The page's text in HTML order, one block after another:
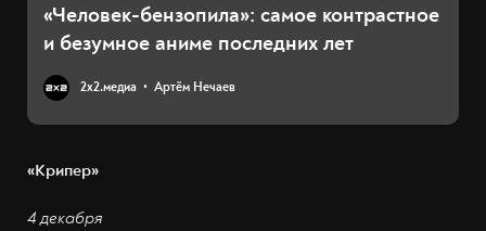
«Человек-бензопила»: самое контрастное
и безумное аниме последних лет
2х2.медиа Артём Нечаев
«Крипер»
4 декабря